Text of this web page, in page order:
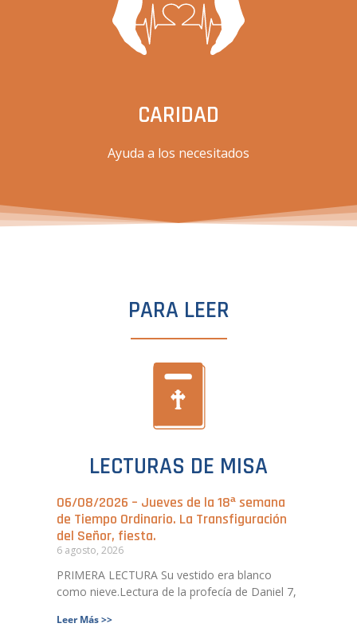
CARIDAD
Ayuda a los necesitados
PARA LEER
LECTURAS DE MISA
06/08/2026 – Jueves de la 18ª semana
de Tiempo Ordinario. La Transfiguración
del Señor, fiesta.
6 agosto, 2026
PRIMERA LECTURA Su vestido era blanco
como nieve.Lectura de la profecía de Daniel 7,
Leer Más >>